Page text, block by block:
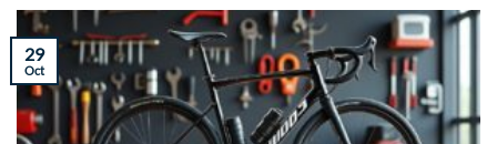
29
Oct